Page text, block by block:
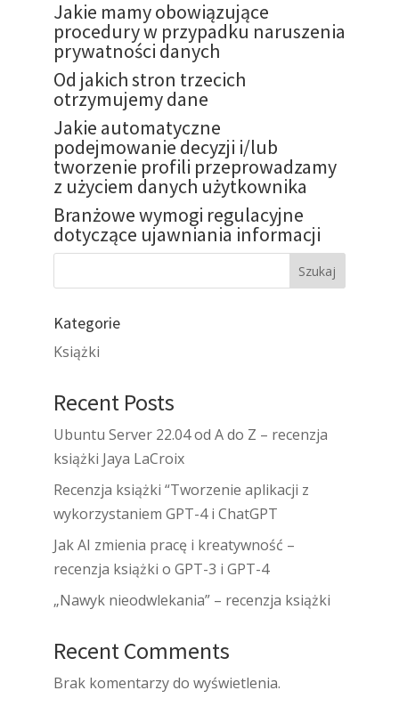
Jakie mamy obowiązujące
procedury w przypadku naruszenia
prywatności danych
Od jakich stron trzecich
otrzymujemy dane
Jakie automatyczne
podejmowanie decyzji i/lub
tworzenie profili przeprowadzamy
z użyciem danych użytkownika
Branżowe wymogi regulacyjne
dotyczące ujawniania informacji
Szukaj
Kategorie
Książki
Recent Posts
Ubuntu Server 22.04 od A do Z – recenzja
książki Jaya LaCroix
Recenzja książki “Tworzenie aplikacji z
wykorzystaniem GPT-4 i ChatGPT
Jak AI zmienia pracę i kreatywność –
recenzja książki o GPT-3 i GPT-4
„Nawyk nieodwlekania” – recenzja książki
Recent Comments
Brak komentarzy do wyświetlenia.